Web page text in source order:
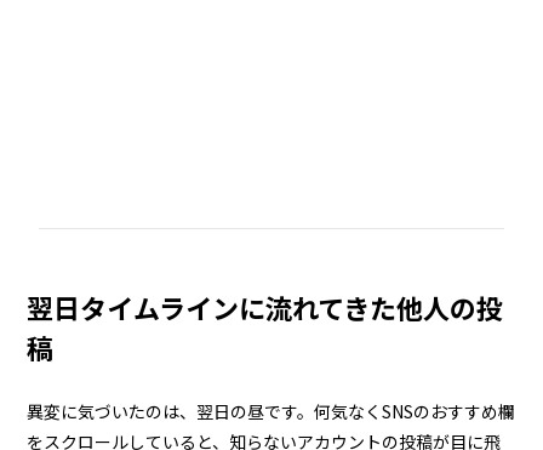
翌日タイムラインに流れてきた他人の投
稿
異変に気づいたのは、翌日の昼です。何気なくSNSのおすすめ欄
をスクロールしていると、知らないアカウントの投稿が目に飛